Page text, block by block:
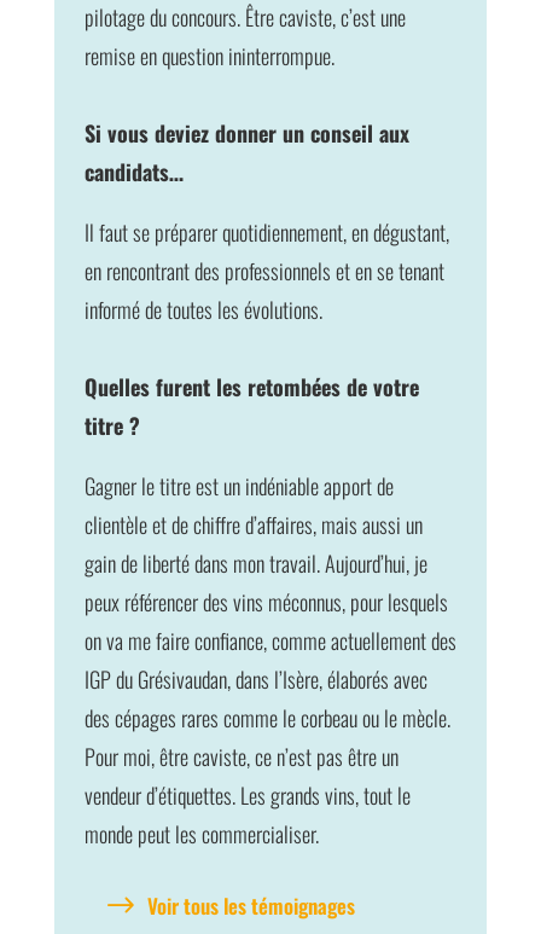
pilotage du concours. Être caviste, c’est une
remise en question ininterrompue.
Si vous deviez donner un conseil aux
candidats…
Il faut se préparer quotidiennement, en dégustant,
en rencontrant des professionnels et en se tenant
informé de toutes les évolutions.
Quelles furent les retombées de votre
titre ?
Gagner le titre est un indéniable apport de
clientèle et de chiffre d’affaires, mais aussi un
gain de liberté dans mon travail. Aujourd’hui, je
peux référencer des vins méconnus, pour lesquels
on va me faire confiance, comme actuellement des
IGP du Grésivaudan, dans l’Isère, élaborés avec
des cépages rares comme le corbeau ou le mècle.
Pour moi, être caviste, ce n’est pas être un
vendeur d’étiquettes. Les grands vins, tout le
monde peut les commercialiser.
$ Voir tous les témoignages